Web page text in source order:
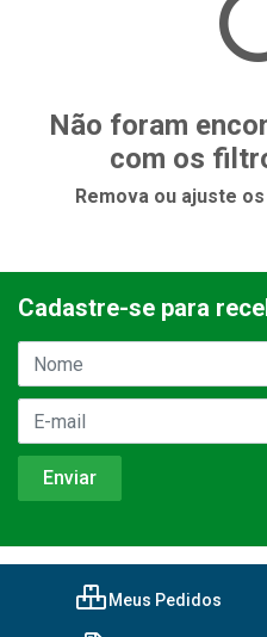
Não foram
com os
Remova ou ajuste
Cadastre-se para
Meus Pedidos